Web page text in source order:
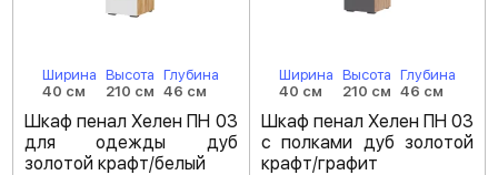
Ширина
40 см
Высота
210 см
Глубина
46 см
Шкаф пенал Хелен ПН 03
для одежды дуб
золотой крафт/белый
Ширина
40 см
Высота
210 см
Глубина
46 см
Шкаф пенал Хелен ПН 03
с полками дуб золотой
крафт/графит